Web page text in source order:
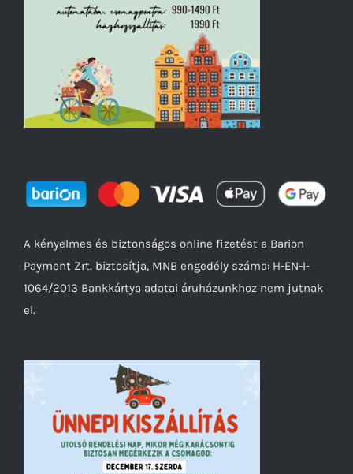
A kényelmes és biztonságos online fizetést a Barion
Payment Zrt. biztosítja, MNB engedély száma: H-EN-I-
1064/2013 Bankkártya adatai áruházunkhoz nem jutnak
el.